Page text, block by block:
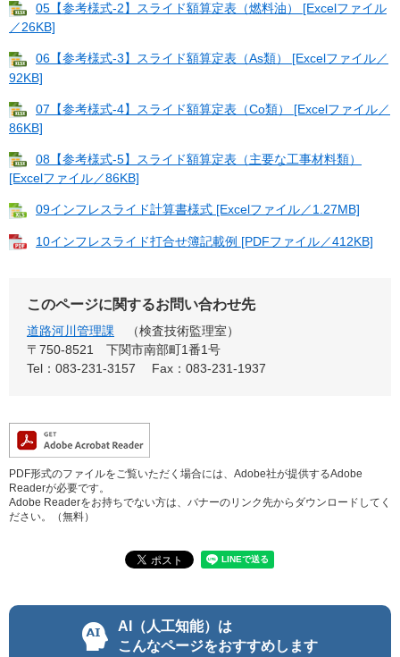
05【参考様式-2】スライド額算定表（燃料油） [Excelファイル
／26KB]
06【参考様式-3】スライド額算定表（As類） [Excelファイル／
92KB]
07【参考様式-4】スライド額算定表（Co類） [Excelファイル／
86KB]
08【参考様式-5】スライド額算定表（主要な工事材料類）
[Excelファイル／86KB]
09インフレスライド計算書様式 [Excelファイル／1.27MB]
10インフレスライド打合せ簿記載例 [PDFファイル／412KB]
このページに関するお問い合わせ先
道路河川管理課
検査技術監理室
〒750-8521
下関市南部町1番1号
Tel：083-231-3157
Fax：083-231-1937
PDF形式のファイルをご覧いただく場合には、Adobe社が提供するAdobe
Readerが必要です。
Adobe Readerをお持ちでない方は、バナーのリンク先からダウンロードしてく
ださい。（無料）
AI（人工知能）は
こんなページをおすすめします